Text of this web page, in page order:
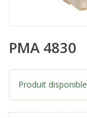
PMA 4830
Produit disponible